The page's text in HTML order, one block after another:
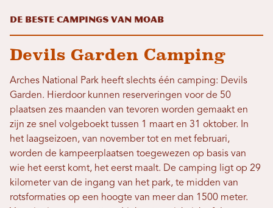
De beste campings van Moab
Devils Garden Camping
Arches National Park heeft slechts één camping: Devils
Garden. Hierdoor kunnen reserveringen voor de 50
plaatsen zes maanden van tevoren worden gemaakt en
zijn ze snel volgeboekt tussen 1 maart en 31 oktober. In
het laagseizoen, van november tot en met februari,
worden de kampeerplaatsen toegewezen op basis van
wie het eerst komt, het eerst maalt. De camping ligt op 29
kilometer van de ingang van het park, te midden van
rotsformaties op een hoogte van meer dan 1500 meter.